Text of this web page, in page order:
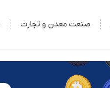
صنعت معدن و تجارت